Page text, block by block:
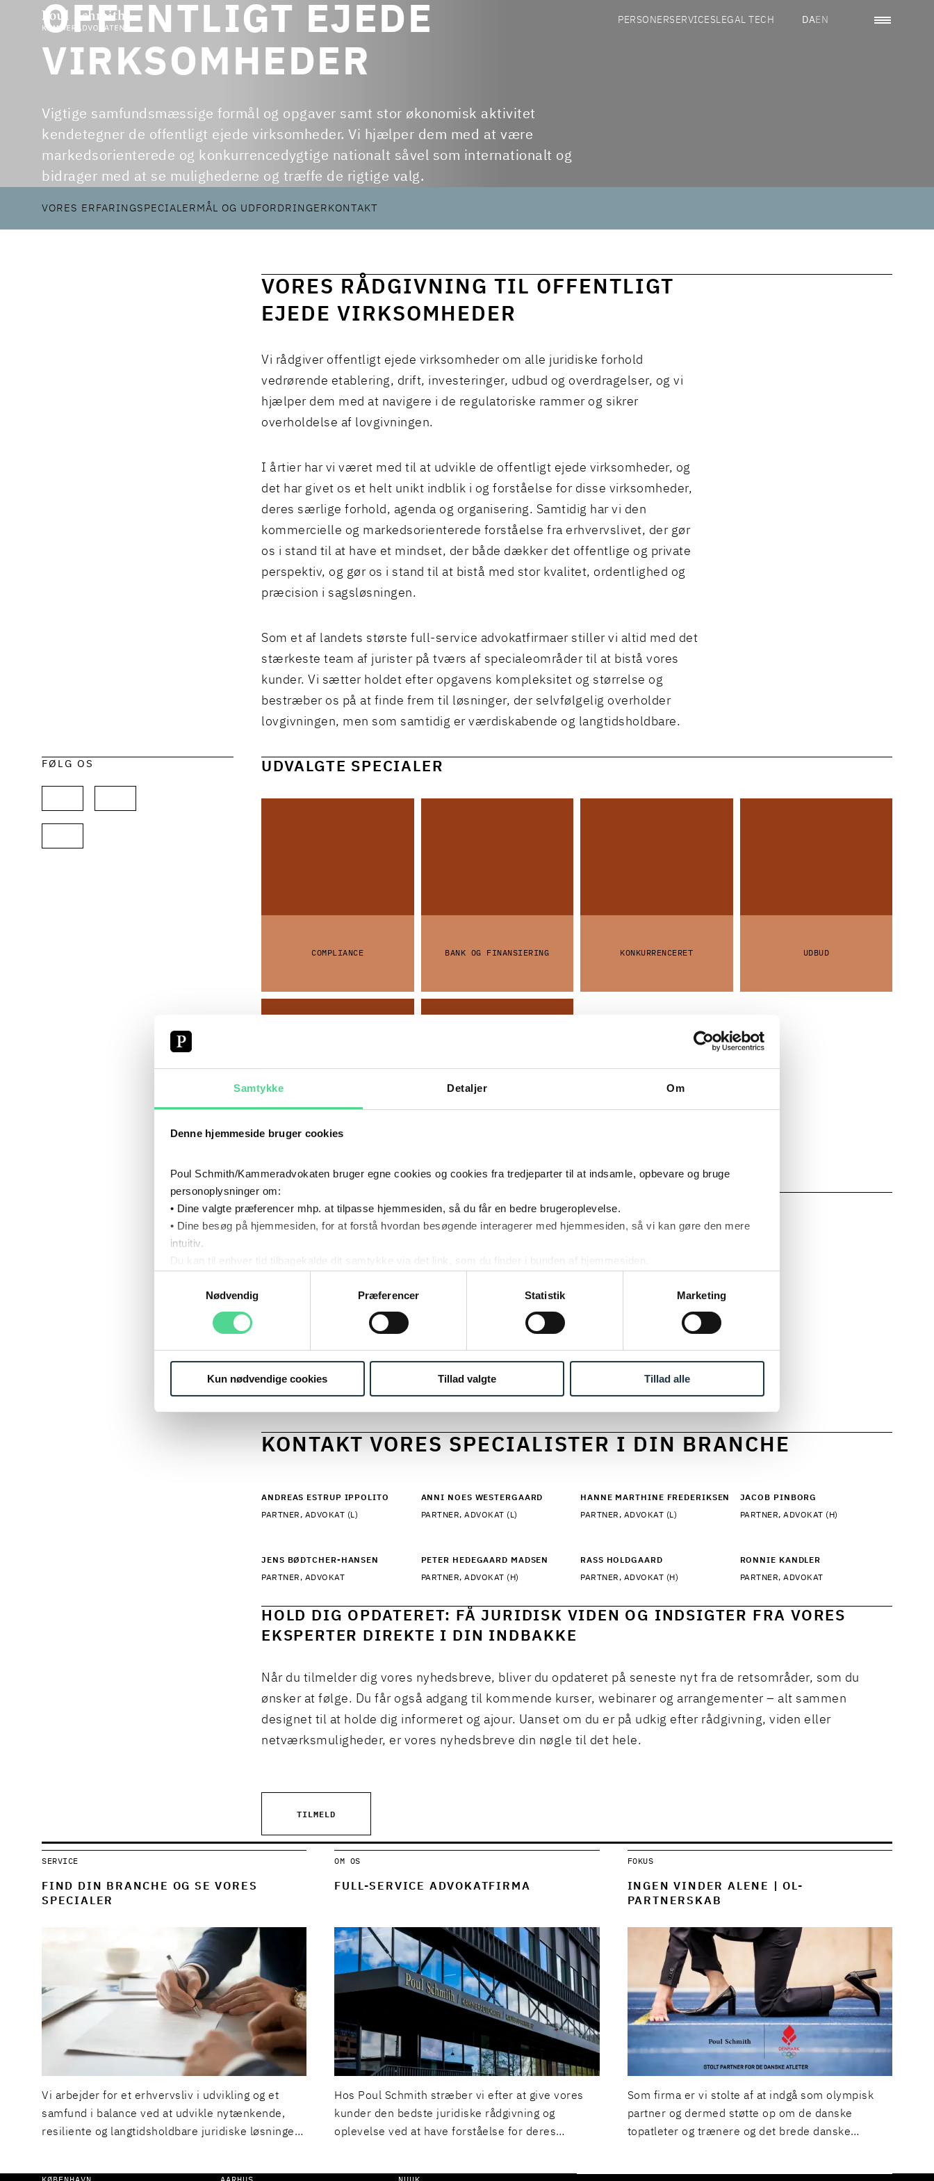
Samtykke Detaljer Om
Denne hjemmeside bruger cookies
Poul Schmith/Kammeradvokaten bruger egne cookies og cookies fra tredjeparter til at indsamle, opbevare og bruge
personoplysninger om:
• Dine valgte præferencer mhp. at tilpasse hjemmesiden, så du får en bedre brugeroplevelse.
• Dine besøg på hjemmesiden, for at forstå hvordan besøgende interagerer med hjemmesiden, så vi kan gøre den mere
intuitiv.
Du kan til enhver tid tilbagekalde dit samtykke via det link, som du finder i bunden af hjemmesiden.
Læs mere om vores behandling af personoplysninger her.
Nødvendig
Præferencer Statistik Marketing
Kun nødvendige cookies Tillad valgte Tillad alle
PERSONERSERVICES LEGAL TECH DAEN
OFFENTLIGT EJEDE
VIRKSOMHEDER
Vigtige samfundsmæssige formål og opgaver samt stor økonomisk aktivitet
kendetegner de offentligt ejede virksomheder. Vi hjælper dem med at være
markedsorienterede og konkurrencedygtige nationalt såvel som internationalt og
bidrager med at se mulighederne og træffe de rigtige valg.
VORES ERFARING SPECIALER MÅL OG UDFORDRINGER KONTAKT
VORES RÅDGIVNING TIL OFFENTLIGT
EJEDE VIRKSOMHEDER
Vi rådgiver offentligt ejede virksomheder om alle juridiske forhold
vedrørende etablering, drift, investeringer, udbud og overdragelser, og vi
hjælper dem med at navigere i de regulatoriske rammer og sikrer
overholdelse af lovgivningen.
I årtier har vi været med til at udvikle de offentligt ejede virksomheder, og
det har givet os et helt unikt indblik i og forståelse for disse virksomheder,
deres særlige forhold, agenda og organisering. Samtidig har vi den
kommercielle og markedsorienterede forståelse fra erhvervslivet, der gør
os i stand til at have et mindset, der både dækker det offentlige og private
perspektiv, og gør os i stand til at bistå med stor kvalitet, ordentlighed og
præcision i sagsløsningen.
Som et af landets største full-service advokatfirmaer stiller vi altid med det
stærkeste team af jurister på tværs af specialeområder til at bistå vores
kunder. Vi sætter holdet efter opgavens kompleksitet og størrelse og
bestræber os på at finde frem til løsninger, der selvfølgelig overholder
lovgivningen, men som samtidig er værdiskabende og langtidsholdbare.
FØLG OS UDVALGTE SPECIALER
COMPLIANCE BANK OG FINANSIERING KONKURRENCERET UDBUD
MÅL OG UDFORDRINGER
beskæftigelsesmæssig betydning i samfundet og udover et kontant fokus
på øget effektivitet og bedre kvalitet, er arbejdet med klima, miljø og
bæredygtighed forretningskritiske pejlemærker i disse år. Derudover skal
der tænkes i bedst mulig udnyttelse og udvikling af de digitale muligheder
politiske agenda i alt, hvad der besluttes og ændres på. Vi er med hele
vejen og kan yde den nødvendige juridiske rådgivning hele vejen rundt.
KONTAKT VORES SPECIALISTER I DIN BRANCHE
ANDREAS ESTRUP IPPOLITO
PARTNER, ADVOKAT (L)
ANNI NOES WESTERGAARD
PARTNER, ADVOKAT (L)
HANNE MARTHINE FREDERIKSEN
PARTNER, ADVOKAT (L)
JACOB PINBORG
PARTNER, ADVOKAT (H)
JENS BØDTCHER-HANSEN
PARTNER, ADVOKAT
PETER HEDEGAARD MADSEN
PARTNER, ADVOKAT (H)
RASS HOLDGAARD
PARTNER, ADVOKAT (H)
RONNIE KANDLER
PARTNER, ADVOKAT
HOLD DIG OPDATERET: FÅ JURIDISK VIDEN OG INDSIGTER FRA VORES
EKSPERTER DIREKTE I DIN INDBAKKE
Når du tilmelder dig vores nyhedsbreve, bliver du opdateret på seneste nyt fra de retsområder, som du
ønsker at følge. Du får også adgang til kommende kurser, webinarer og arrangementer – alt sammen
designet til at holde dig informeret og ajour. Uanset om du er på udkig efter rådgivning, viden eller
netværksmuligheder, er vores nyhedsbreve din nøgle til det hele.
TILMELD
SERVICE
FIND DIN BRANCHE OG SE VORES
SPECIALER
Vi arbejder for et erhvervsliv i udvikling og et
samfund i balance ved at udvikle nytænkende,
resiliente og langtidsholdbare juridiske løsninger
OM OS
FULL-SERVICE ADVOKATFIRMA
Hos Poul Schmith stræber vi efter at give vores
kunder den bedste juridiske rådgivning og
oplevelse ved at have forståelse for deres
FOKUS
INGEN VINDER ALENE | OL-
PARTNERSKAB
Som firma er vi stolte af at indgå som olympisk
partner og dermed støtte op om de danske
topatleter og trænere og det brede danske